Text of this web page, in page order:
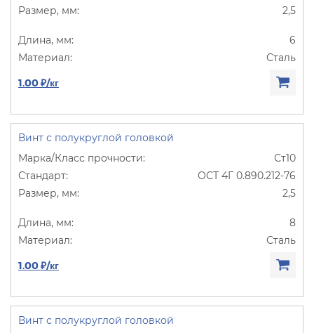
2,5
6
Сталь
1.00 ₽/кг
Винт с полукруглой головкой
Ст10
ОСТ 4Г 0.890.212-76
2,5
8
Сталь
1.00 ₽/кг
Винт с полукруглой головкой